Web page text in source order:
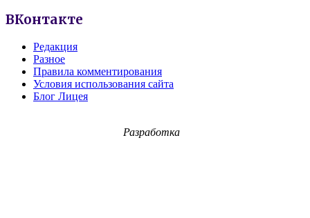
ВКонтакте
Редакция
Разное
Правила комментирования
Условия использования сайта
Блог Лицея
Разработка